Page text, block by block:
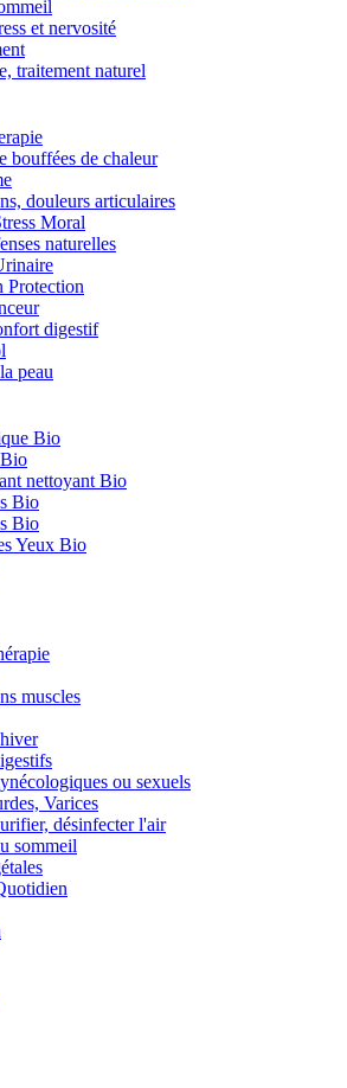
et nervosité
traitement naturel
bouffées de chaleur
douleurs articulaires
Moral
naturelles
Protection
digestif
peau
Bio
nettoyant Bio
Bio
Bio
Yeux Bio
muscles
ou sexuels
Varices
désinfecter l'air
sommeil